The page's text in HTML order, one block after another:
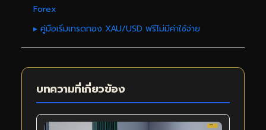
Forex
▸ คู่มือเริ่มเทรดทอง XAU/USD ฟรีไม่มีค่าใช้จ่าย
บทความที่เกี่ยวข้อง